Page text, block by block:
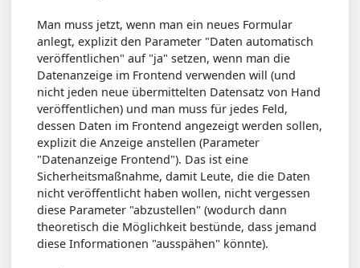
Man muss jetzt, wenn man ein neues Formular
anlegt, explizit den Parameter "Daten automatisch
veröffentlichen" auf "ja" setzen, wenn man die
Datenanzeige im Frontend verwenden will (und
nicht jeden neue übermittelten Datensatz von Hand
veröffentlichen) und man muss für jedes Feld,
dessen Daten im Frontend angezeigt werden sollen,
explizit die Anzeige anstellen (Parameter
"Datenanzeige Frontend"). Das ist eine
Sicherheitsmaßnahme, damit Leute, die die Daten
nicht veröffentlicht haben wollen, nicht vergessen
diese Parameter "abzustellen" (wodurch dann
theoretisch die Möglichkeit bestünde, dass jemand
diese Informationen "ausspähen" könnte).